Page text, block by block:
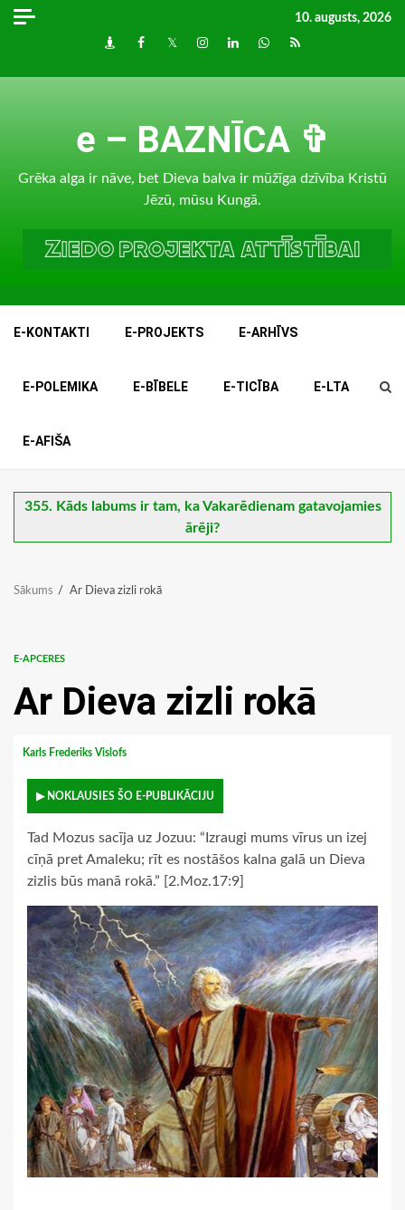
Skip
10. augusts, 2026
DraugiemFacebook
TwitterInstagram
LinkedInwhatsapp
RSS
e – BAZNĪCA ✞
Grēka alga ir nāve, bet Dieva balva ir mūžīga dzīvība Kristū
Jēzū, mūsu Kungā.
E-KONTAKTI E-PROJEKTS E-ARHĪVS
E-POLEMIKA E-BĪBELE E-TICĪBA E-LTA
E-AFIŠA
355. Kāds labums ir tam, ka Vakarēdienam gatavojamies
ārēji?
Sākums Ar Dieva zizli rokā
E-APCERES
Ar Dieva zizli rokā
Karls Frederiks Vislofs
▶ NOKLAUSIES ŠO E-PUBLIKĀCIJU
Tad Mozus sacīja uz Jozuu: “Izraugi mums vīrus un izej
cīņā pret Amaleku; rīt es nostāšos kalna galā un Dieva
zizlis būs manā rokā.” [2.Moz.17:9]